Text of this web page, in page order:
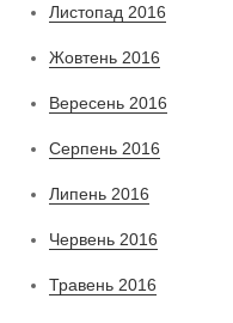
Листопад 2016
Жовтень 2016
Вересень 2016
Серпень 2016
Липень 2016
Червень 2016
Травень 2016